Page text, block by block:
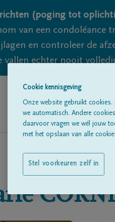
(poging tot
van een condoléance
en controleer de
echter nooit
Cookie kennisgeving
Onze website gebruikt
we automatisch. Andere
daarvoor vragen we wél jouw
met het opslaan van alle
Stel voorkeuren zelf in